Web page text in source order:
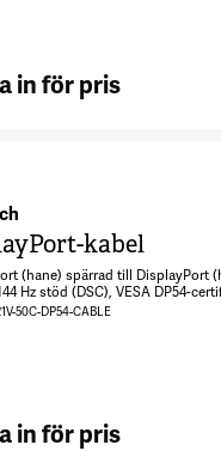
in för pris
kabel
(hane) spärrad till DisplayPort
Hz stöd (DSC), VESA DP54-
stöd, 4K144Hz stöd - svart
50C-DP54-CABLE
in för pris